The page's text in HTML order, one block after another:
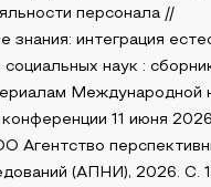
персонала //
знания: интеграция
социальных наук :
Международной
11 июня
Агентство
(АПНИ), 2026. С.